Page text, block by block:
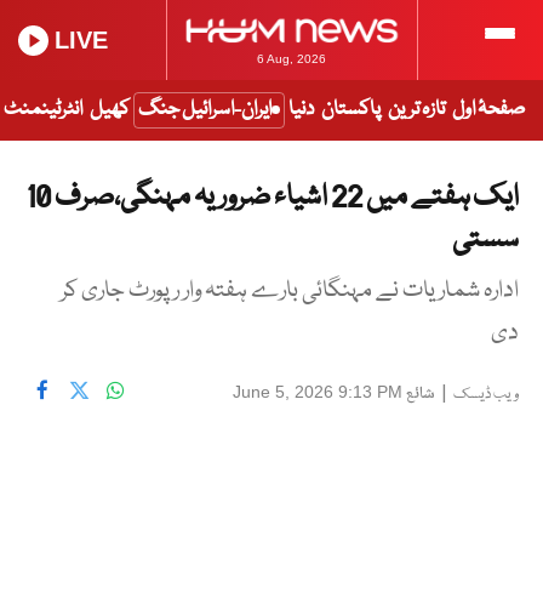
6 Aug, 2026
LIVE
صفحۂ اول تازہ ترین پاکستان دنیا ایران-اسرائیل جنگ کھیل انٹرٹینمنٹ
ایک ہفتے میں 22 اشیاء ضروریہ مہنگی،صرف 10
سستی
ادارہ شماریات نے مہنگائی بارے ہفتہ وار رپورٹ جاری کر
دی
ویب ڈیسک | شائع June 5, 2026 9:13 PM